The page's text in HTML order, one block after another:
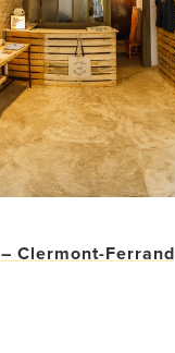
Clermont-Ferrand